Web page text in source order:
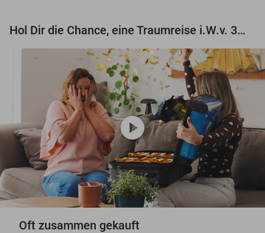
Hol Dir die Chance, eine Traumreise i.W.v. 3.000 € zu gewinnen!
play_circle
Oft zusammen gekauft